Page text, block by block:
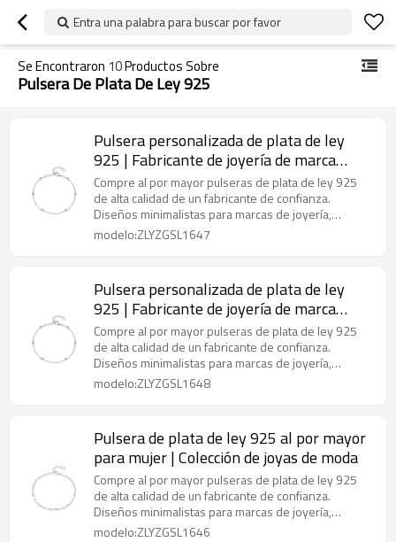
Entra una palabra para buscar por favor
Se Encontraron 10Productos Sobre
Pulsera De Plata De Ley 925
Pulsera personalizada de plata de ley
925 | Fabricante de joyería de marca
blanca
Compre al por mayor pulseras de plata de ley 925
de alta calidad de un fabricante de confianza.
Diseños minimalistas para marcas de joyería,
minoristas y mayoristas.
modelo:ZLYZGSL1647
Pulsera personalizada de plata de ley
925 | Fabricante de joyería de marca
blanca
Compre al por mayor pulseras de plata de ley 925
de alta calidad de un fabricante de confianza.
Diseños minimalistas para marcas de joyería,
minoristas y mayoristas.
modelo:ZLYZGSL1648
Pulsera de plata de ley 925 al por mayor
para mujer | Colección de joyas de moda
Compre al por mayor pulseras de plata de ley 925
de alta calidad de un fabricante de confianza.
Diseños minimalistas para marcas de joyería,
minoristas y mayoristas.
modelo:ZLYZGSL1646